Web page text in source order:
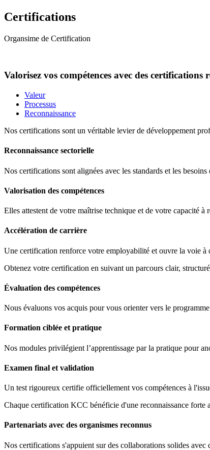
Certifications
Organsime de Certification
Valorisez vos compétences avec des certifications
Valeur
Processus
Reconnaissance
Nos certifications sont un véritable levier de développement
Reconnaissance sectorielle
Nos certifications sont alignées avec les standards et les
Valorisation des compétences
Elles attestent de votre maîtrise technique et de votre capacité à
Accélération de carrière
Une certification renforce votre employabilité et ouvre la voie à
Obtenez votre certification en suivant un parcours clair,
Évaluation des compétences
Nous évaluons vos acquis pour vous orienter vers le
Formation ciblée et pratique
Nos modules privilégient l’apprentissage par la pratique pour
Examen final et validation
Un test rigoureux certifie officiellement vos compétences à
Chaque certification KCC bénéficie d'une reconnaissance forte
Partenariats avec des organismes reconnus
Nos certifications s'appuient sur des collaborations solides avec